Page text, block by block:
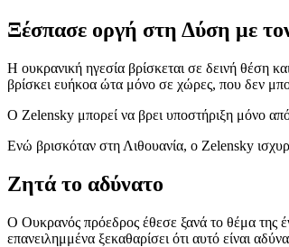
Ξέσπασε οργή στη Δύση με
Η ουκρανική ηγεσία βρίσκεται σε δεινή θέση
βρίσκει ευήκοα ώτα μόνο σε χώρες, που δεν
Ο Zelensky μπορεί να βρει υποστήριξη μόνο από
Ενώ βρισκόταν στη Λιθουανία, ο Zelensky
Ζητά το αδύνατο
Ο Ουκρανός πρόεδρος έθεσε ξανά το θέμα της
επανειλημμένα ξεκαθαρίσει ότι αυτό είναι